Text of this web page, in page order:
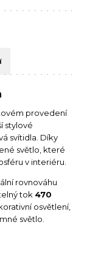
provedení
stylové
svítidla. Díky
světlo, které
v interiéru.
rovnováhu
tok 470
osvětlení,
světlo.